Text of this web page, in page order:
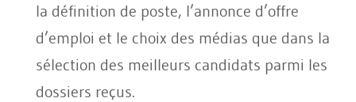
la définition de poste, l’annonce d’offre
d’emploi et le choix des médias que dans la
sélection des meilleurs candidats parmi les
dossiers reçus.